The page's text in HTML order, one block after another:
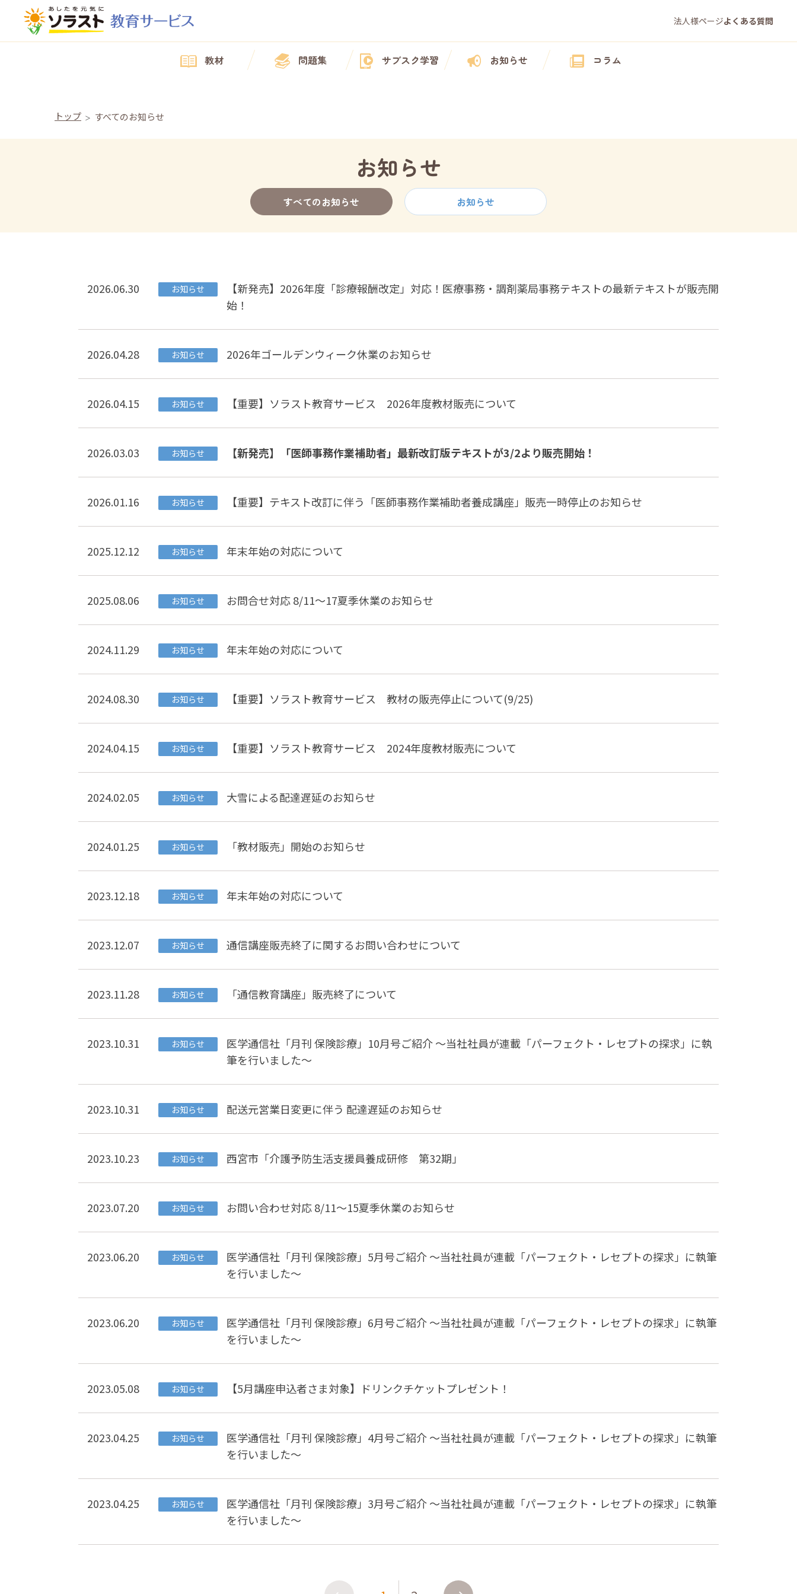
法人様ページよくある質問
教材 問題集 サブスク学習 お知らせ コラム
トップ すべてのお知らせ
お知らせ
すべてのお知らせ お知らせ
2026.06.30 お知らせ
【新発売】2026年度「診療報酬改定」対応！医療事務・調剤薬局事務テキストの最新テキストが販売開
始！
2026.04.28 お知らせ 2026年ゴールデンウィーク休業のお知らせ
2026.04.15 お知らせ 【重要】ソラスト教育サービス 2026年度教材販売について
2026.03.03 お知らせ 【新発売】「医師事務作業補助者」最新改訂版テキストが3/2より販売開始！
2026.01.16 お知らせ 【重要】テキスト改訂に伴う「医師事務作業補助者養成講座」販売一時停止のお知らせ
2025.12.12 お知らせ 年末年始の対応について
2025.08.06 お知らせ お問合せ対応 8/11～17夏季休業のお知らせ
2024.11.29 お知らせ 年末年始の対応について
2024.08.30 お知らせ 【重要】ソラスト教育サービス 教材の販売停止について(9/25)
2024.04.15 お知らせ 【重要】ソラスト教育サービス 2024年度教材販売について
2024.02.05 お知らせ 大雪による配達遅延のお知らせ
2024.01.25 お知らせ 「教材販売」開始のお知らせ
2023.12.18 お知らせ 年末年始の対応について
2023.12.07 お知らせ 通信講座販売終了に関するお問い合わせについて
2023.11.28 お知らせ 「通信教育講座」販売終了について
2023.10.31 お知らせ
医学通信社「月刊 保険診療」10月号ご紹介 〜当社社員が連載「パーフェクト・レセプトの探求」に執
筆を行いました〜
2023.10.31 お知らせ 配送元営業日変更に伴う 配達遅延のお知らせ
2023.10.23 お知らせ 西宮市「介護予防生活支援員養成研修 第32期」
2023.07.20 お知らせ お問い合わせ対応 8/11～15夏季休業のお知らせ
2023.06.20 お知らせ
医学通信社「月刊 保険診療」5月号ご紹介 〜当社社員が連載「パーフェクト・レセプトの探求」に執筆
を行いました〜
2023.06.20 お知らせ
医学通信社「月刊 保険診療」6月号ご紹介 〜当社社員が連載「パーフェクト・レセプトの探求」に執筆
を行いました〜
2023.05.08 お知らせ 【5月講座申込者さま対象】ドリンクチケットプレゼント！
2023.04.25 お知らせ
医学通信社「月刊 保険診療」4月号ご紹介 〜当社社員が連載「パーフェクト・レセプトの探求」に執筆
を行いました〜
2023.04.25 お知らせ
医学通信社「月刊 保険診療」3月号ご紹介 〜当社社員が連載「パーフェクト・レセプトの探求」に執筆
を行いました〜